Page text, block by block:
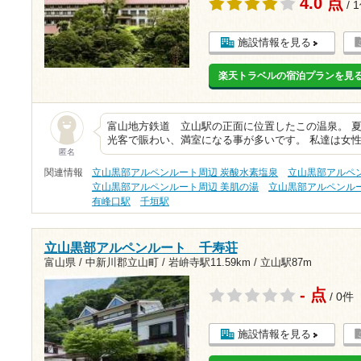
/
施設情報を見る
楽天トラベルの宿泊プランを見
匿名
富山地方鉄道 立山駅の正面に位置したこの温泉。
光客で賑わい、満室になる事が多いです。 私達は女
関連情報 立山黒部アルペンルート周辺 炭酸水素塩泉
立山黒部アルペ
立山黒部アルペンルート周辺 美肌の湯
立山黒部アルペンル
有峰口駅
千垣駅
立山黒部アルペンルート 千寿荘
富山県 / 中新川郡立山町 / 岩峅寺駅11.59km / 立山駅87m
- 点 / 0件
施設情報を見る